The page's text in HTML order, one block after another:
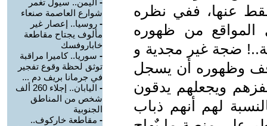
عنها، ففي نظره
المواقع من ظهوره
ضجة غير مجدية و
وظهوره أن يسجل
ويجعلهم يدقون
لهم أنهم ذباب
- اليمن.. سيول تغمر
شوارع العاصمة صنعاء
- روسيا.. إعصار غير
مألوف يجتاح مقاطعة
خاباروفسك
- سوريا.. كاميرا مراقبة
توثق لحظة وقوع تفجير
في جرمانا بريف دم ...
-
اليابان.. إجلاء 260 ألف
شخص من المناطق
الجنوبية
- مقاطعة خاركوف..